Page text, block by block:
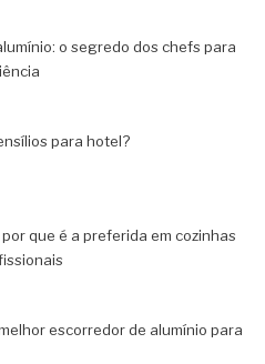
o segredo dos chefs para
para hotel?
por que é a preferida em cozinhas
escorredor de alumínio para